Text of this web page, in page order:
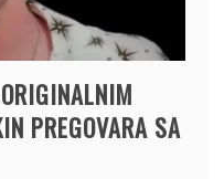
PREGOVARA SA